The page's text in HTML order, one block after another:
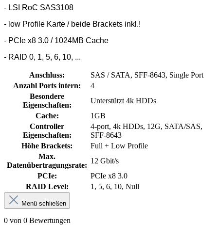
- LSI RoC SAS3108
- low Profile Karte / beide Brackets inkl.!
- PCIe x8 3.0 / 1024MB Cache
- RAID 0, 1, 5, 6, 10, ...
Anschluss:
SAS / SATA, SFF-8643, Single Port
Anzahl Ports intern:
4
Besondere
Eigenschaften:
Unterstützt 4k HDDs
Cache:
1GB
Controller
Eigenschaften:
4-port, 4k HDDs, 12G, SATA/SAS,
SFF-8643
Höhe Brackets:
Full + Low Profile
Max.
Datenübertragungsrate:
12 Gbit/s
PCIe:
PCIe x8 3.0
RAID Level:
1, 5, 6, 10, Null
Menü schließen
0 von 0 Bewertungen